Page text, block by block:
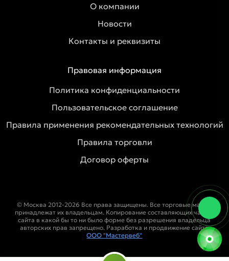
О компании
Новости
Контакты и реквизиты
Правовая информация
Политика конфиденциальности
Пользовательское соглашение
Правила применения рекомендательных технологий
Правила торговли
Договор оферты
© Москва 2012-2026 Все права защищены. Все торговые марки
принадлежат их владельцам. Копирование составляющих частей
сайта в какой бы то ни было форме без разрешения владельца
авторских прав запрещено. Разработка и продвижение сайта
ООО "Мастервеб"